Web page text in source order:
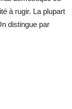
à rugir. La plupart
distingue par